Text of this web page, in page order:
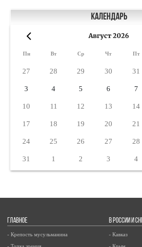
Календарь
Август 2026
Пн Вт Ср Чт Пт
27 28 29 30 31
3 4 5 6 7
10 11 12 13 14
17 18 19 20 21
24 25 26 27 28
31 1 2 3 4
ГЛАВНОЕ
- Крепость мусульманина
В РОССИИ И СНГ
- Кавказ